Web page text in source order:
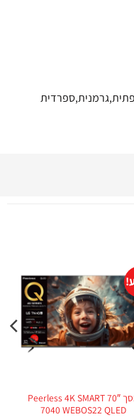
מסך 70″ Peerless 4K SMART
7040 WEBOS22 QLED